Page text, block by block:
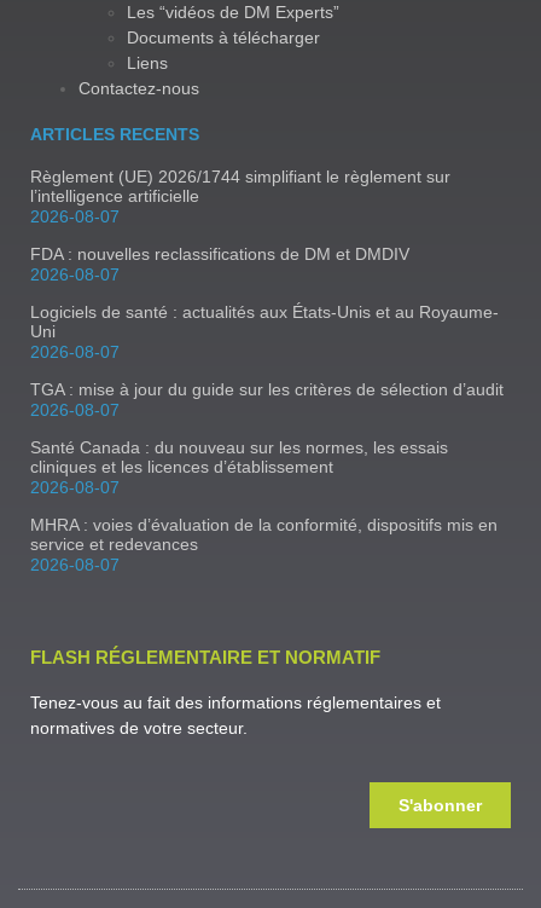
Les “vidéos de DM Experts”
Documents à télécharger
Liens
Contactez-nous
ARTICLES RECENTS
Règlement (UE) 2026/1744 simplifiant le règlement sur
l’intelligence artificielle
2026-08-07
FDA : nouvelles reclassifications de DM et DMDIV
2026-08-07
Logiciels de santé : actualités aux États-Unis et au Royaume-
Uni
2026-08-07
TGA : mise à jour du guide sur les critères de sélection d’audit
2026-08-07
Santé Canada : du nouveau sur les normes, les essais
cliniques et les licences d’établissement
2026-08-07
MHRA : voies d’évaluation de la conformité, dispositifs mis en
service et redevances
2026-08-07
FLASH RÉGLEMENTAIRE ET NORMATIF
Tenez-vous au fait des informations réglementaires et
normatives de votre secteur.
S'abonner